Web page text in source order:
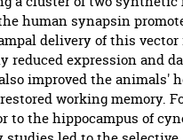
human synapsin
delivery of this vector
reduced expression and
improved the animals'
working memory.
to the hippocampus of